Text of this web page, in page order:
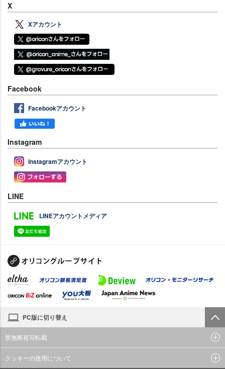
X
Xアカウント
Facebook
Facebookアカウント
Instagram
Instagramアカウント
LINE
LINEアカウントメディア
PC版に切り替え
禁無断複写転載
クッキーの使用について